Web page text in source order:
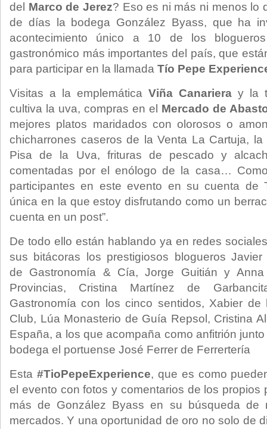
del Marco de Jerez? Eso es ni más ni menos lo
de días la bodega González Byass, que ha
acontecimiento único a 10 de los
gastronómico más importantes del país, que
para participar en la llamada Tío Pepe
Visitas a la emplemática Viña Canariera y la
cultiva la uva, compras en el Mercado de
mejores platos maridados con olorosos o
chicharrones caseros de la Venta La Cartuja,
Pisa de la Uva, frituras de pescado y
comentadas por el enólogo de la casa…
participantes en este evento en su cuenta de
única en la que estoy disfrutando como un
cuenta en un post”.
De todo ello están hablando ya en redes
sus bitácoras los prestigiosos blogueros
de Gastronomía & Cía, Jorge Guitián y
Provincias, Cristina Martínez de
Gastronomía con los cinco sentidos, Xabier
Club, Lúa Monasterio de Guía Repsol, Cristina
España, a los que acompaña como anfitrión
bodega el portuense José Ferrer de Ferrertería
Esta #TioPepeExperience, que es como
el evento con fotos y comentarios de los propios
más de González Byass en su búsqueda de
mercados. Y una oportunidad de oro no solo de